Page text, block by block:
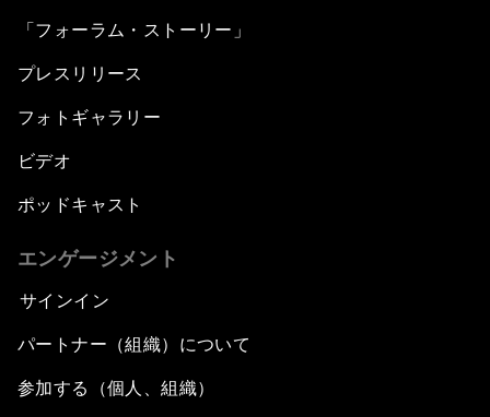
「フォーラム・ストーリー」
プレスリリース
フォトギャラリー
ビデオ
ポッドキャスト
エンゲージメント
サインイン
パートナー（組織）について
参加する（個人、組織）